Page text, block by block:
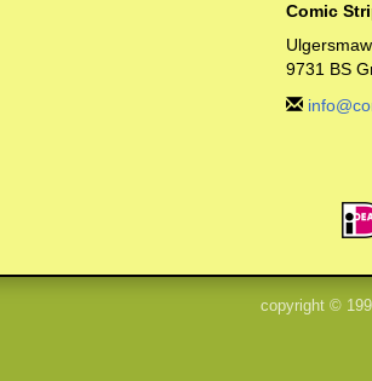
Comic
9731 BS
copyright ©